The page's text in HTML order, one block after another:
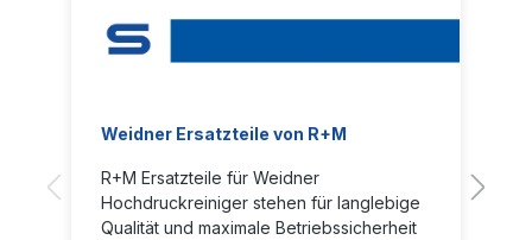
Weidner Ersatzteile von R+M
R+M Ersatzteile für Weidner
Hochdruckreiniger stehen für langlebige
Qualität und maximale Betriebssicherheit